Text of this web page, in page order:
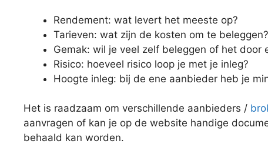
Rendement: wat levert het meeste op?
Tarieven: wat zijn de kosten om te beleggen?
Gemak: wil je veel zelf beleggen of het door
Risico: hoeveel risico loop je met je inleg?
Hoogte inleg: bij de ene aanbieder heb je
Het is raadzaam om verschillende aanbieders /
aanvragen of kan je op de website handige
behaald kan worden.